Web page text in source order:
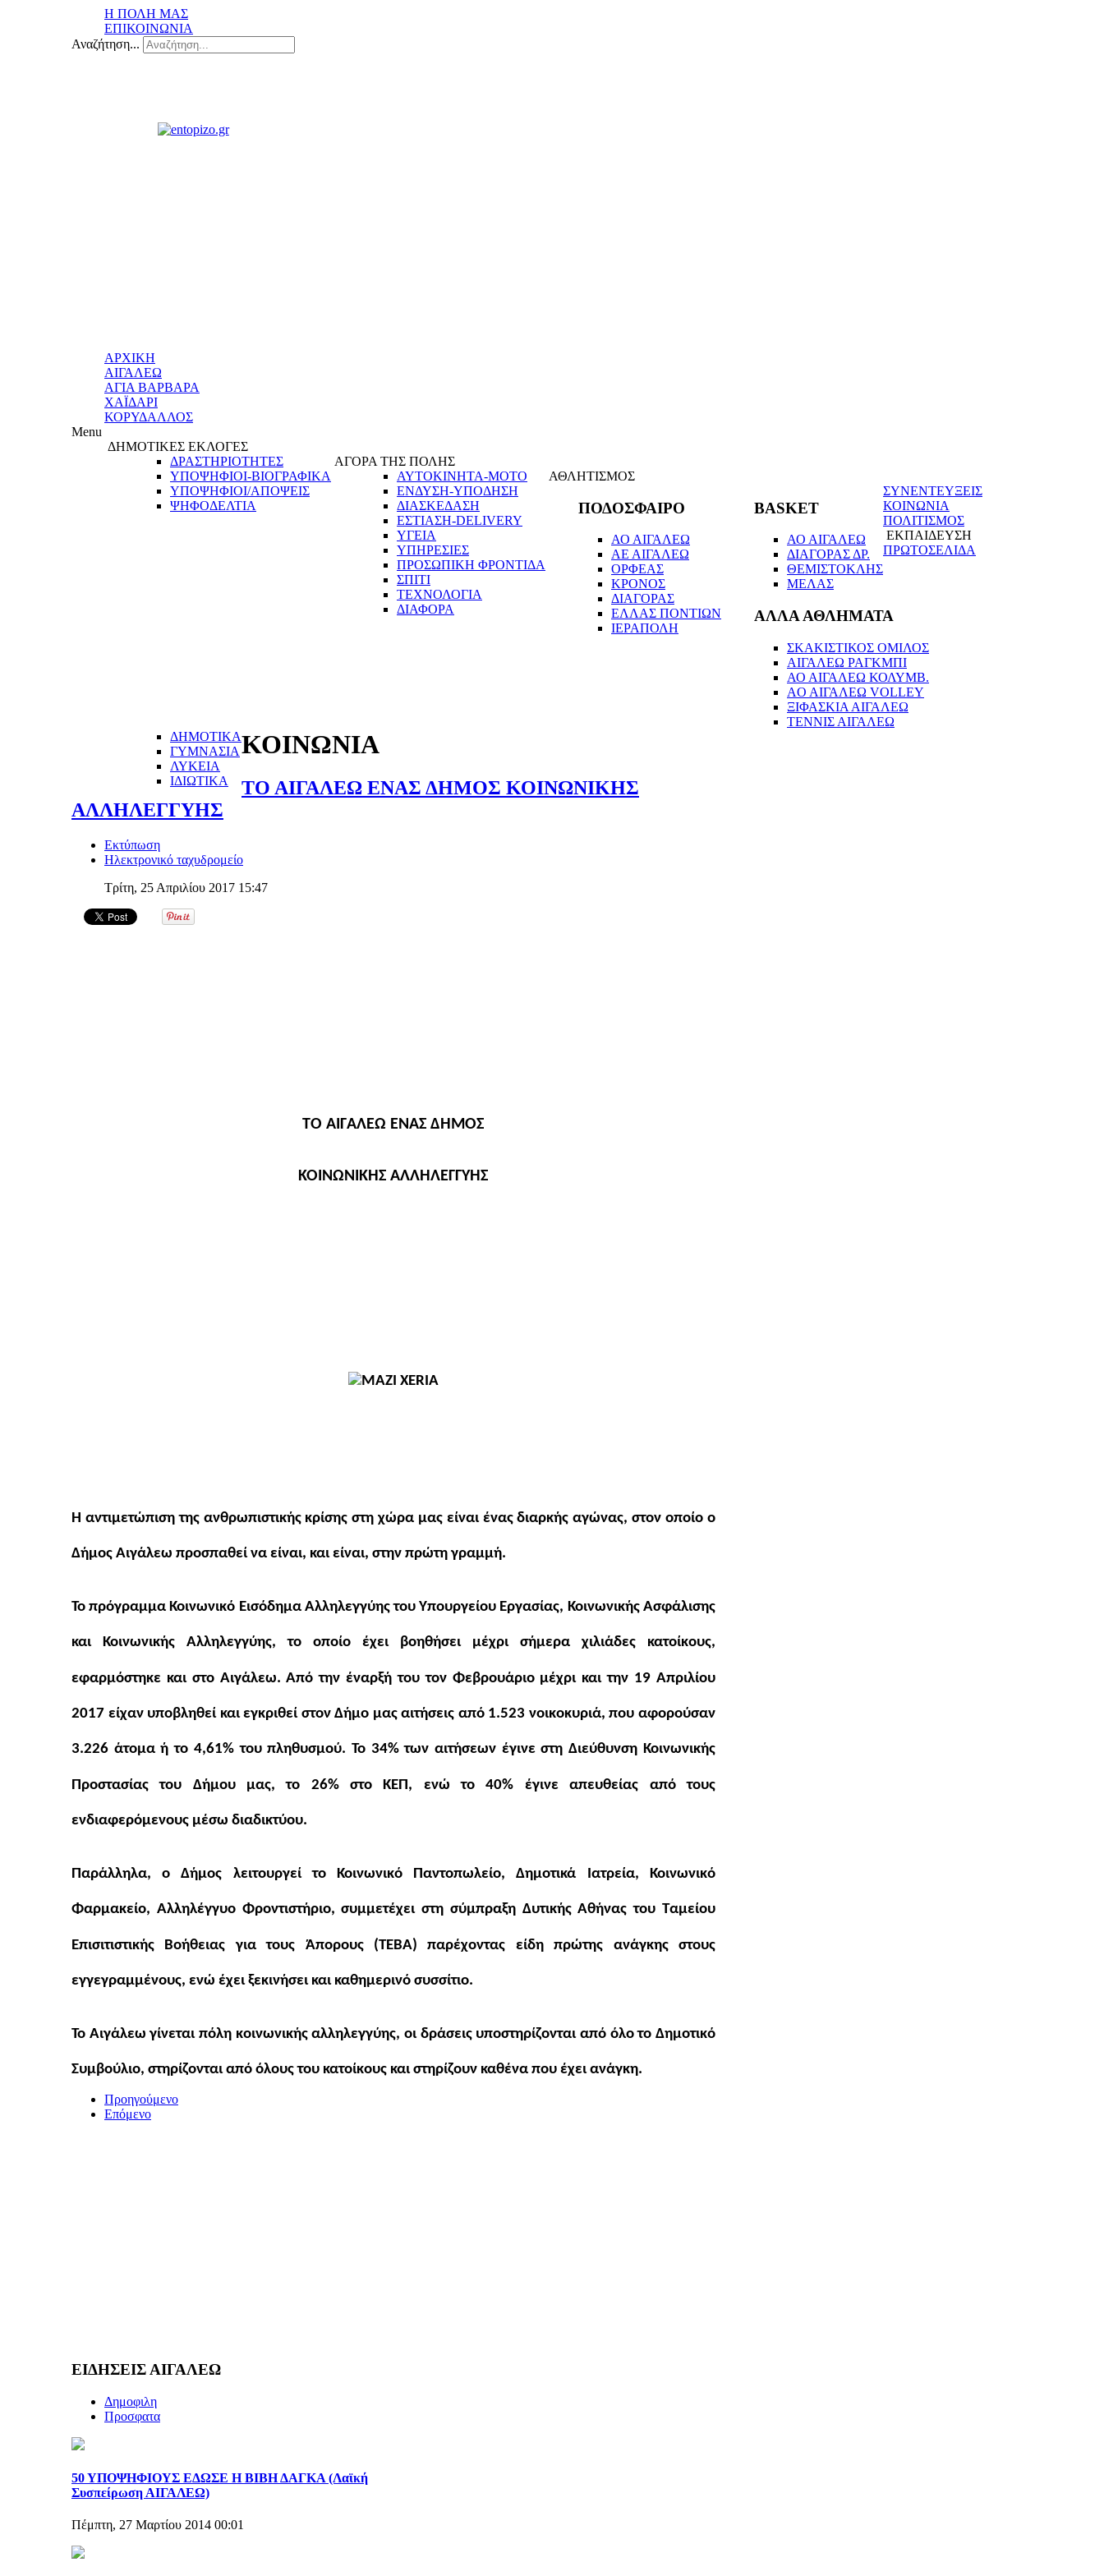
Η ΠΟΛΗ ΜΑΣ
ΕΠΙΚΟΙΝΩΝΙΑ
Αναζήτηση...
ΑΡΧΙΚΗ
ΑΙΓΑΛΕΩ
ΑΓΙΑ ΒΑΡΒΑΡΑ
ΧΑΪΔΑΡΙ
ΚΟΡΥΔΑΛΛΟΣ
Menu
ΔΗΜΟΤΙΚΕΣ ΕΚΛΟΓΕΣ
ΔΡΑΣΤΗΡΙΟΤΗΤΕΣ
ΥΠΟΨΗΦΙΟΙ-ΒΙΟΓΡΑΦΙΚΑ
ΥΠΟΨΗΦΙΟΙ/ΑΠΟΨΕΙΣ
ΨΗΦΟΔΕΛΤΙΑ
ΑΓΟΡΑ ΤΗΣ ΠΟΛΗΣ
ΑΥΤΟΚΙΝΗΤΑ-ΜΟΤΟ
ΕΝΔΥΣΗ-ΥΠΟΔΗΣΗ
ΔΙΑΣΚΕΔΑΣΗ
ΕΣΤΙΑΣΗ-DELIVERY
ΥΓΕΙΑ
ΥΠΗΡΕΣΙΕΣ
ΠΡΟΣΩΠΙΚΗ ΦΡΟΝΤΙΔΑ
ΣΠΙΤΙ
ΤΕΧΝΟΛΟΓΙΑ
ΔΙΑΦΟΡΑ
ΑΘΛΗΤΙΣΜΟΣ
ΠΟΔΟΣΦΑΙΡΟ
ΑΟ ΑΙΓΑΛΕΩ
ΑΕ ΑΙΓΑΛΕΩ
ΟΡΦΕΑΣ
ΚΡΟΝΟΣ
ΔΙΑΓΟΡΑΣ
ΕΛΛΑΣ ΠΟΝΤΙΩΝ
ΙΕΡΑΠΟΛΗ
BASKET
ΑΟ ΑΙΓΑΛΕΩ
ΔΙΑΓΟΡΑΣ ΔΡ.
ΘΕΜΙΣΤΟΚΛΗΣ
ΜΕΛΑΣ
ΑΛΛΑ ΑΘΛΗΜΑΤΑ
ΣΚΑΚΙΣΤΙΚΟΣ ΟΜΙΛΟΣ
ΑΙΓΑΛΕΩ ΡΑΓΚΜΠΙ
ΑΟ ΑΙΓΑΛΕΩ ΚΟΛΥΜΒ.
AO AIΓΑΛΕΩ VOLLEY
ΞΙΦΑΣΚΙΑ ΑΙΓΑΛΕΩ
ΤΕΝΝΙΣ ΑΙΓΑΛΕΩ
ΣΥΝΕΝΤΕΥΞΕΙΣ
ΚΟΙΝΩΝΙΑ
ΠΟΛΙΤΙΣΜΟΣ
ΕΚΠΑΙΔΕΥΣΗ
ΔΗΜΟΤΙΚΑ
ΓΥΜΝΑΣΙΑ
ΛΥΚΕΙΑ
ΙΔΙΩΤΙΚΑ
ΠΡΩΤΟΣΕΛΙΔΑ
ΚΟΙΝΩΝΙΑ
ΤΟ ΑΙΓΑΛΕΩ ΕΝΑΣ ΔΗΜΟΣ ΚΟΙΝΩΝΙΚΗΣ
ΑΛΛΗΛΕΓΓΥΗΣ
Εκτύπωση
Ηλεκτρονικό ταχυδρομείο
Τρίτη, 25 Απριλίου 2017 15:47
ΤΟ ΑΙΓΑΛΕΩ ΕΝΑΣ ΔΗΜΟΣ
ΚΟΙΝΩΝΙΚΗΣ ΑΛΛΗΛΕΓΓΥΗΣ
Η αντιμετώπιση της ανθρωπιστικής κρίσης στη χώρα μας είναι ένας διαρκής αγώνας, στον οποίο ο
Δήμος Αιγάλεω προσπαθεί να είναι, και είναι, στην πρώτη γραμμή.
Το πρόγραμμα Κοινωνικό Εισόδημα Αλληλεγγύης του Υπουργείου Εργασίας, Κοινωνικής Ασφάλισης
και Κοινωνικής Αλληλεγγύης, το οποίο έχει βοηθήσει μέχρι σήμερα χιλιάδες κατοίκους,
εφαρμόστηκε και στο Αιγάλεω. Από την έναρξή του τον Φεβρουάριο μέχρι και την 19 Απριλίου
2017 είχαν υποβληθεί και εγκριθεί στον Δήμο μας αιτήσεις από 1.523 νοικοκυριά, που αφορούσαν
3.226 άτομα ή το 4,61% του πληθυσμού. Το 34% των αιτήσεων έγινε στη Διεύθυνση Κοινωνικής
Προστασίας του Δήμου μας, το 26% στο ΚΕΠ, ενώ το 40% έγινε απευθείας από τους
ενδιαφερόμενους μέσω διαδικτύου.
Παράλληλα, ο Δήμος λειτουργεί το Κοινωνικό Παντοπωλείο, Δημοτικά Ιατρεία, Κοινωνικό
Φαρμακείο, Αλληλέγγυο Φροντιστήριο, συμμετέχει στη σύμπραξη Δυτικής Αθήνας του Ταμείου
Επισιτιστικής Βοήθειας για τους Άπορους (ΤΕΒΑ) παρέχοντας είδη πρώτης ανάγκης στους
εγγεγραμμένους, ενώ έχει ξεκινήσει και καθημερινό συσσίτιο.
Το Αιγάλεω γίνεται πόλη κοινωνικής αλληλεγγύης, οι δράσεις υποστηρίζονται από όλο το Δημοτικό
Συμβούλιο, στηρίζονται από όλους του κατοίκους και στηρίζουν καθένα που έχει ανάγκη.
Προηγούμενο
Επόμενο
ΕΙΔΗΣΕΙΣ ΑΙΓΑΛΕΩ
Δημοφιλη
Προσφατα
50 ΥΠΟΨΗΦΙΟΥΣ ΕΔΩΣΕ Η ΒΙΒΗ ΔΑΓΚΑ (Λαϊκή
Συσπείρωση ΑΙΓΑΛΕΩ)
Πέμπτη, 27 Μαρτίου 2014 00:01